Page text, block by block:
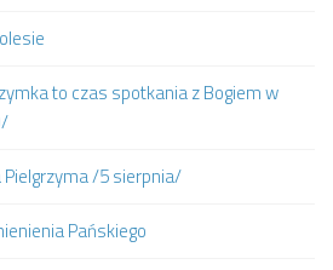
to czas spotkania z Bogiem w
Pielgrzyma /5 sierpnia/
Pańskiego